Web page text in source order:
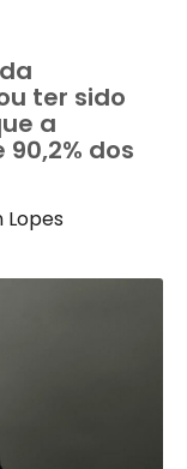
ter sido
a
dos
Lopes